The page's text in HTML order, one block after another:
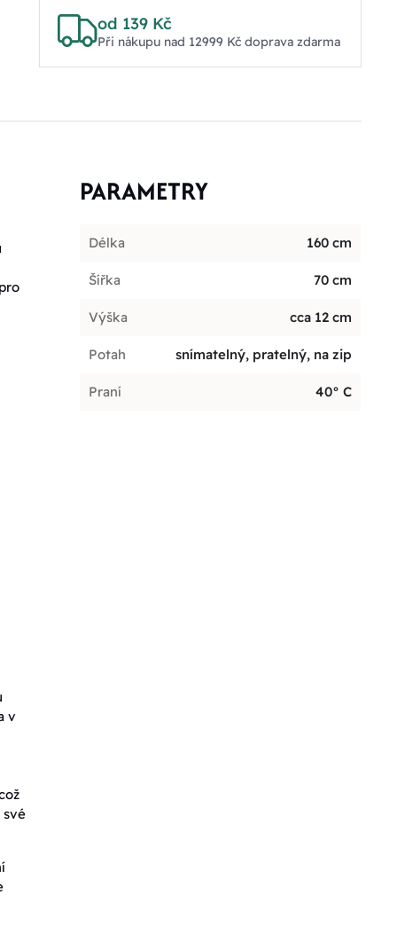
od 139 Kč
Při nákupu nad 12999 Kč doprava zdarma
v
své
PARAMETRY
Délka 160 cm
Šířka 70 cm
Výška cca 12 cm
Potah snímatelný, pratelný, na zip
Praní 40° C